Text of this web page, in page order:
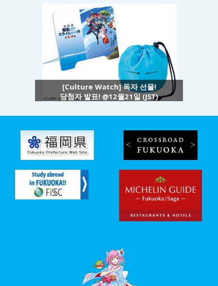
[Culture Watch] 독자 선물!
당첨자 발표! @12월21일 (JST)